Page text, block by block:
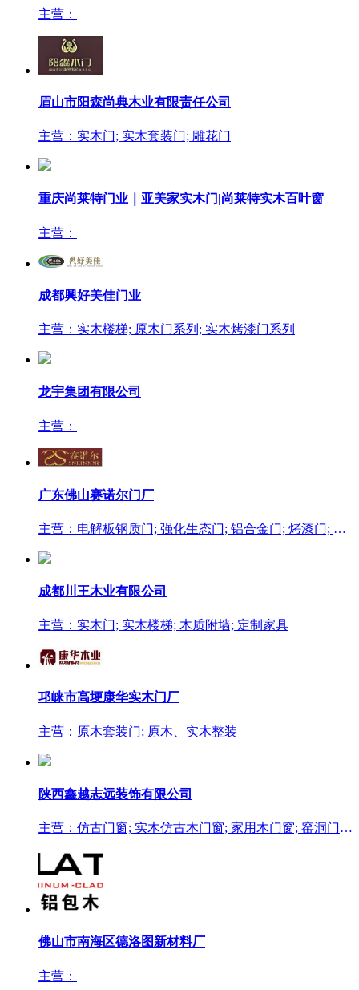
主营：
眉山市阳森尚典木业有限责任公司
主营：实木门; 实木套装门; 雕花门
重庆尚莱特门业｜亚美家实木门|尚莱特实木百叶窗
主营：
成都興好美佳门业
主营：实木楼梯; 原木门系列; 实木烤漆门系列
龙宇集团有限公司
主营：
广东佛山赛诺尔门厂
主营：电解板钢质门; 强化生态门; 铝合金门; 烤漆门; 实木门
成都川王木业有限公司
主营：实木门; 实木楼梯; 木质附墙; 定制家具
邛崃市高埂康华实木门厂
主营：原木套装门; 原木、实木整装
陕西鑫越志远装饰有限公司
主营：仿古门窗; 实木仿古木门窗; 家用木门窗; 窑洞门窗; 景区古建门窗
佛山市南海区德洛图新材料厂
主营：